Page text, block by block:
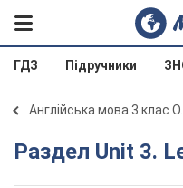
ГДЗ Підручники
Англійська мова 3 клас
Раздел Unit 3.